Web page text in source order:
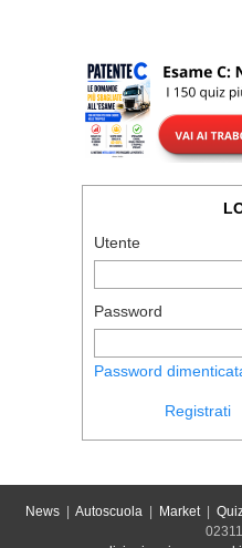
Utente
Password
Password
Registrati
News| Autoscuola| Market|